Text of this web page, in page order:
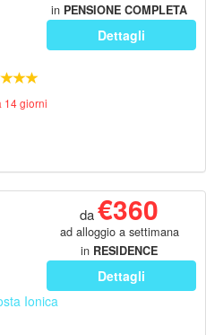
in PENSIONE COMPLETA
Dettagli
14 giorni
da€360
ad alloggio a settimana
in RESIDENCE
Dettagli
Ionica